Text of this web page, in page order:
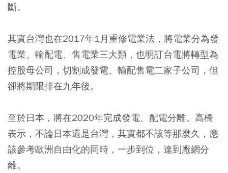
斷。
其實台灣也在2017年1月重修電業法，將電業分為發
電業、輸配電、售電業三大類，也明訂台電將轉型為
控股母公司，切割成發電、輸配售電二家子公司，但
卻將期限排在九年後。
至於日本，將在2020年完成發電、配電分離。高橋
表示，不論日本還是台灣，其實都不該等那麼久，應
該參考歐洲自由化的同時，一步到位，達到廠網分
離。